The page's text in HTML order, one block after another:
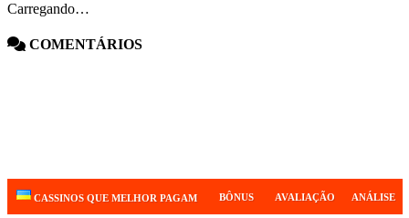
Carregando…
COMENTÁRIOS
CASSINOS QUE MELHOR PAGAM BÔNUS AVALIAÇÃO ANÁLISE